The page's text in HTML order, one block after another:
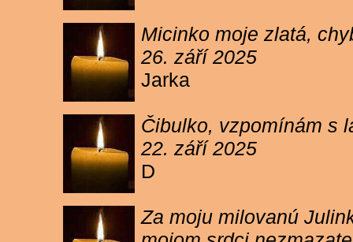
Micinko moje zlatá,
26. září 2025
Jarka
Čibulko, vzpomínám s
22. září 2025
D
Za moju milovanú